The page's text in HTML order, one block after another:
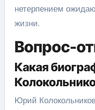
нетерпением
жизни.
Вопрос-
Какая
Юрий